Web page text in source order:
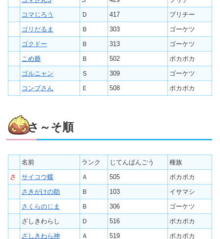
コマじろう
Ｄ 417
プリチー
ゴリだるま
Ｂ 303
ゴーケツ
ゴクドー
Ｂ 313
ゴーケツ
こめ爺
Ｂ 502
ポカポカ
ゴルニャン
Ｓ 309
ゴーケツ
コンブさん
Ｅ 508 ポカポカ
さ～そ順
名前 ランク じてんばんごう
種族
さ
サイコウ蝶 Ａ 505
ポカポカ
さきがけの助
Ｂ 103
イサマシ
さくらのじま
Ｂ 306
ゴーケツ
ざしきわらし
Ｄ 516
ポカポカ
ざしきわら神
Ａ 519
ポカポカ